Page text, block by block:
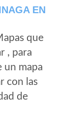
EN
que
, para
un mapa
con las
de